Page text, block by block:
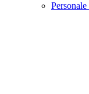
Personale